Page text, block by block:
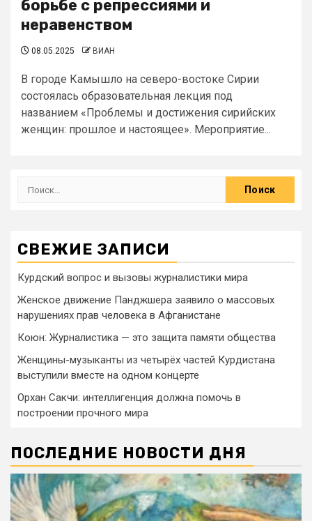
борьбе с репрессиями и
неравенством
08.05.2025 ВИАН
В городе Камышло на северо-востоке Сирии
состоялась образовательная лекция под
названием «Проблемы и достижения сирийских
женщин: прошлое и настоящее». Мероприятие...
СВЕЖИЕ ЗАПИСИ
Курдский вопрос и вызовы журналистики мира
Женское движение Панджшера заявило о массовых
нарушениях прав человека в Афганистане
Коюн: Журналистика — это защита памяти общества
Женщины-музыканты из четырёх частей Курдистана
выступили вместе на одном концерте
Орхан Сакчи: интеллигенция должна помочь в
построении прочного мира
ПОСЛЕДНИЕ НОВОСТИ ДНЯ